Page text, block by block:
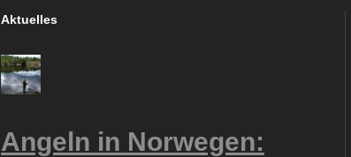
Aktuelles
Angeln in Norwegen: